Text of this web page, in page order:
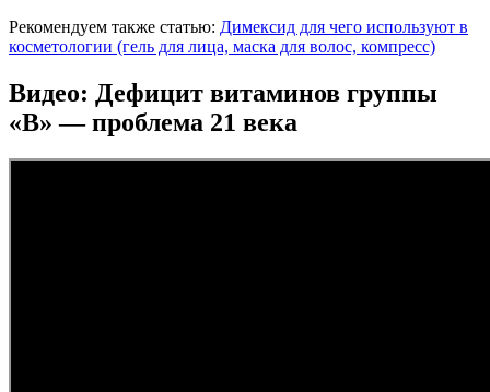
Рекомендуем также статью: Димексид для чего используют в
косметологии (гель для лица, маска для волос, компресс)
Видео: Дефицит витаминов группы
«В» — проблема 21 века